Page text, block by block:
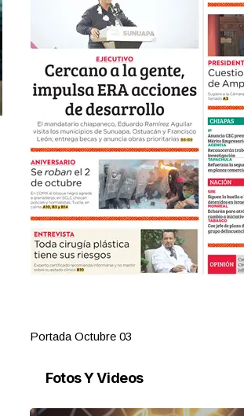
Portada Octubre 03
Fotos Y Videos